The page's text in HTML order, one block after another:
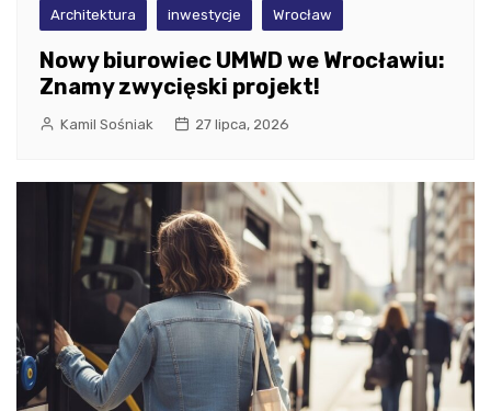
Architektura inwestycje Wrocław
Nowy biurowiec UMWD we Wrocławiu:
Znamy zwycięski projekt!
Kamil Sośniak 27 lipca, 2026